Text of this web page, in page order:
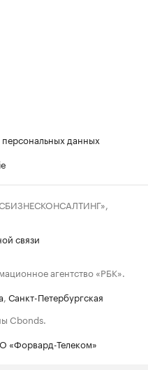
данных
связи
агентство «РБК».
, Санкт-Петербургская
Cbonds.
«Форвард-Телеком»